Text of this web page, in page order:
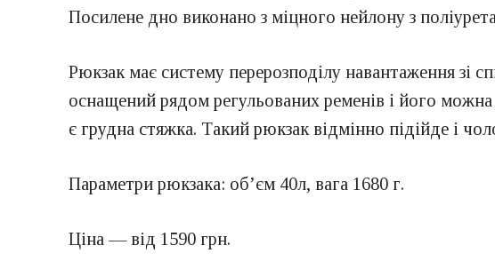
Посилене дно виконано з міцного нейлону з
Рюкзак має систему перерозподілу навантаження зі
оснащений рядом регульованих ременів і його
є грудна стяжка. Такий рюкзак відмінно підійде і
Параметри рюкзака: об’єм 40л, вага 1680 г.
Ціна — від 1590 грн.